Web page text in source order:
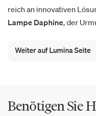
reich an innovativen
Lampe Daphine, der
kennzeichnen die
Funktion zu erreichen.
Weiter auf Lumina Seite
Benötigen Sie